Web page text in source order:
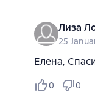
Лиза
25
Елена,
0 0